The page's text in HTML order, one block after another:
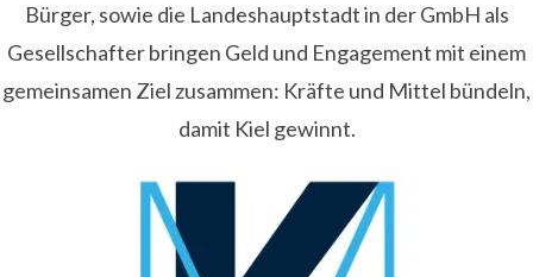
Bürger, sowie die Landeshauptstadt in der GmbH als
Gesellschafter bringen Geld und Engagement mit einem
gemeinsamen Ziel zusammen: Kräfte und Mittel bündeln,
damit Kiel gewinnt.